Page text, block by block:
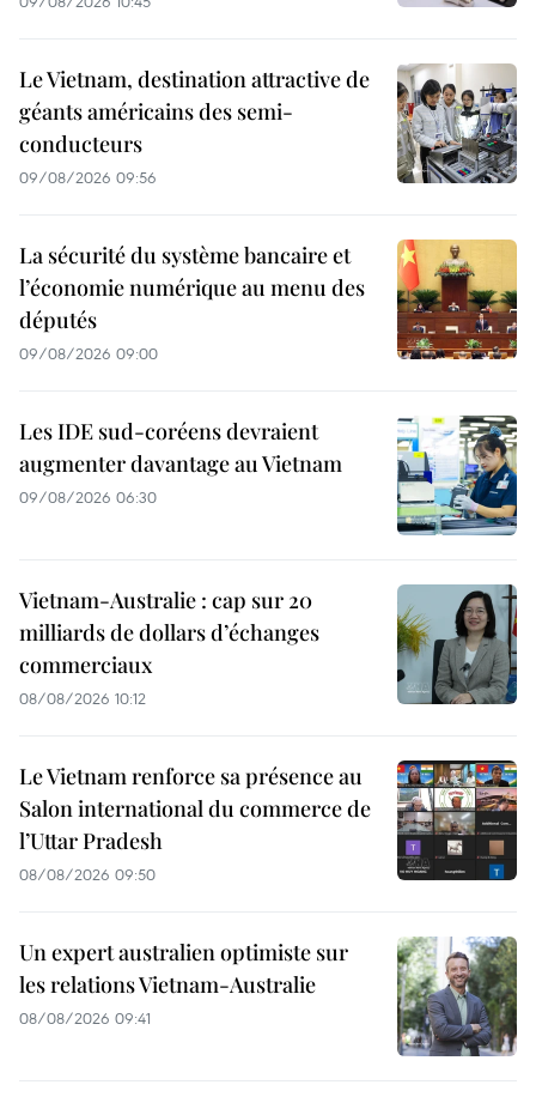
Le Vietnam, destination attractive de
géants américains des semi-
conducteurs
09/08/2026 09:56
La sécurité du système bancaire et
l’économie numérique au menu des
députés
09/08/2026 09:00
Les IDE sud-coréens devraient
augmenter davantage au Vietnam
09/08/2026 06:30
Vietnam-Australie : cap sur 20
milliards de dollars d’échanges
commerciaux
08/08/2026 10:12
Le Vietnam renforce sa présence au
Salon international du commerce de
l’Uttar Pradesh
08/08/2026 09:50
Un expert australien optimiste sur
les relations Vietnam-Australie
08/08/2026 09:41